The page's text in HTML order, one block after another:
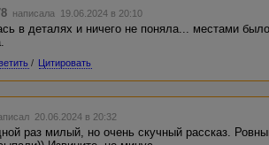
написала 19.06.2024 в 20:10
в деталях и ничего не поняла... местами
/ Цитировать
20.06.2024 в 20:32
раз милый, но очень скучный рассказ.